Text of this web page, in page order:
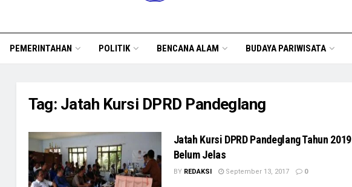
PEMERINTAHAN POLITIK BENCANA ALAM BUDAYA PARIWISATA
Tag: Jatah Kursi DPRD Pandeglang
Jatah Kursi DPRD Pandeglang Tahun 2019
Belum Jelas
BY REDAKSI September 13, 2017 0